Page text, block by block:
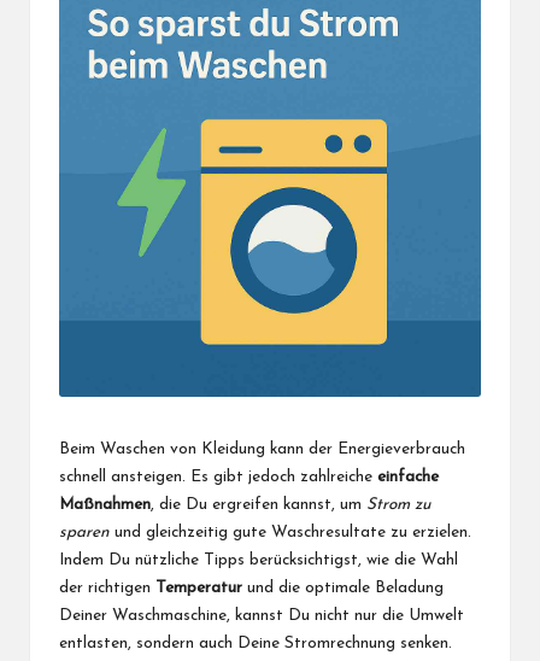
Beim Waschen von Kleidung kann der Energieverbrauch
schnell ansteigen. Es gibt jedoch zahlreiche einfache
Maßnahmen , die Du ergreifen kannst, um Strom zu
sparen und gleichzeitig gute Waschresultate zu erzielen.
Indem Du nützliche Tipps berücksichtigst, wie die Wahl
der richtigen
Temperatur und die optimale Beladung
Deiner Waschmaschine, kannst Du nicht nur die Umwelt
entlasten, sondern auch Deine Stromrechnung senken.